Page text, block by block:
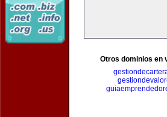
Otros dominios en